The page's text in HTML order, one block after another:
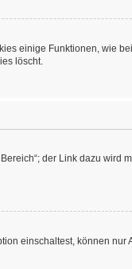
einige Funktionen, wie
löscht.
der Link dazu wird
einschaltest, können nur